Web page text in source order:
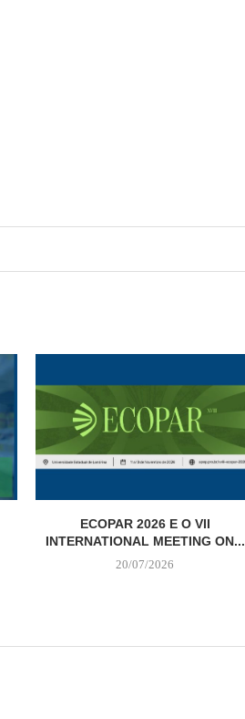
ECOPAR 2026 E O VII
INTERNATIONAL MEETING ON...
20/07/2026